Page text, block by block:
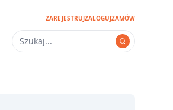
ZAREJESTRUJZALOGUJZAMÓW